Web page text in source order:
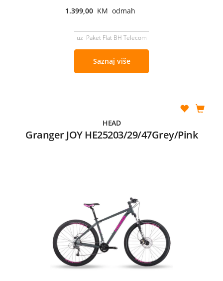
1.399,00 KM odmah
uz Paket Flat BH Telecom
Saznaj više
HEAD
Granger JOY HE25203/29/47Grey/Pink